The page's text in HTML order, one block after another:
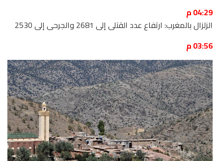
04:29 م
الزلزال بالمغرب: ارتفاع عدد القتلى إلى 2681 والجرحى إلى 2530
03:56 م